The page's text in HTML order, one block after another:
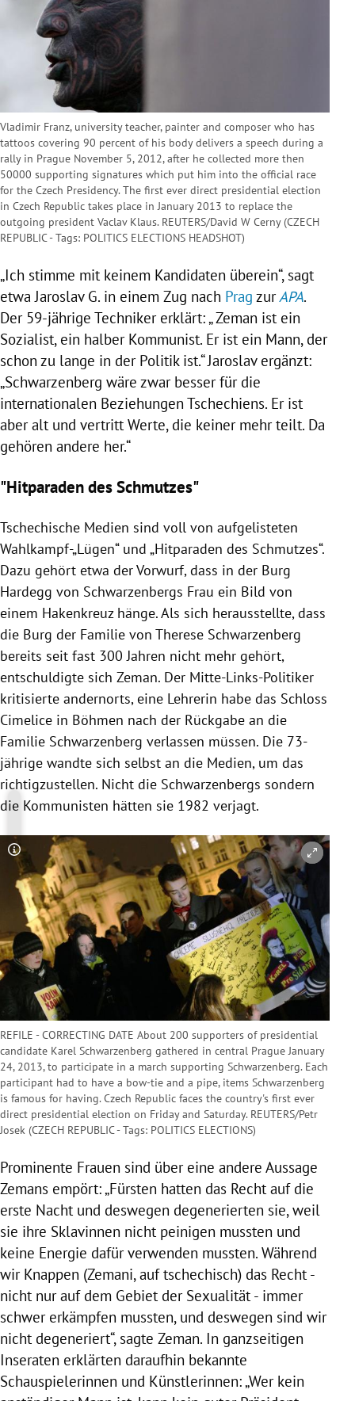
Vladimir Franz, university teacher, painter and composer who has
tattoos covering 90 percent of his body delivers a speech during a
rally in Prague November 5, 2012, after he collected more then
50000 supporting signatures which put him into the official race
for the Czech Presidency. The first ever direct presidential election
in Czech Republic takes place in January 2013 to replace the
outgoing president Vaclav Klaus. REUTERS/David W Cerny (CZECH
REPUBLIC - Tags: POLITICS ELECTIONS HEADSHOT)
„Ich stimme mit keinem Kandidaten überein“, sagt
etwaJaroslav G. in einem Zug nach Prag zurAPA.
Der 59-jährige Techniker erklärt: „Zeman ist ein
Sozialist, ein halber Kommunist. Er ist ein Mann, der
schon zu lange in der Politik ist.“Jaroslavergänzt:
„Schwarzenberg wäre zwar besser für die
internationalen Beziehungen Tschechiens. Er ist
aber alt und vertritt Werte, die keiner mehr teilt. Da
gehören andere her.“
"Hitparaden des Schmutzes"
Tschechische Medien sind voll von aufgelisteten
Wahlkampf-„Lügen“ und „Hitparaden des Schmutzes“.
Dazu gehört etwa der Vorwurf, dass in der Burg
Hardegg von Schwarzenbergs Frau ein Bild von
einem Hakenkreuz hänge. Als sich herausstellte, dass
die Burg der Familie von Therese Schwarzenberg
bereits seit fast 300 Jahren nicht mehr gehört,
entschuldigte sich Zeman. Der Mitte-Links-Politiker
kritisierte andernorts, eine Lehrerin habe das Schloss
Cimelice in Böhmen nach der Rückgabe an die
Familie Schwarzenberg verlassen müssen. Die 73-
jährige wandte sich selbst an die Medien, um das
richtigzustellen. Nicht die Schwarzenbergs sondern
die Kommunisten hätten sie 1982 verjagt.
Copyright-Hinweis öffnen/schließen
REFILE - CORRECTING DATE About 200 supporters of presidential
candidate Karel Schwarzenberg gathered in central Prague January
24, 2013, to participate in a march supporting Schwarzenberg. Each
participant had to have a bow-tie and a pipe, items Schwarzenberg
is famous for having. Czech Republic faces the country's first ever
direct presidential election on Friday and Saturday. REUTERS/Petr
Josek (CZECH REPUBLIC - Tags: POLITICS ELECTIONS)
Prominente Frauen sind über eine andere Aussage
Zemans empört: „Fürsten hatten das Recht auf die
erste Nacht und deswegen degenerierten sie, weil
sie ihre Sklavinnen nicht peinigen mussten und
keine Energie dafür verwenden mussten. Während
wir Knappen (Zemani, auf tschechisch) das Recht -
nicht nur auf dem Gebiet der Sexualität - immer
schwer erkämpfen mussten, und deswegen sind wir
nicht degeneriert“, sagte Zeman. In ganzseitigen
Inseraten erklärten daraufhin bekannte
Schauspielerinnen und Künstlerinnen: „Wer kein